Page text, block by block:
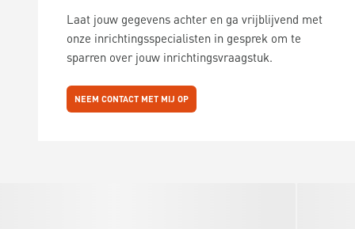
Laat jouw gegevens achter en ga vrijblijvend met
onze inrichtingsspecialisten in gesprek om te
sparren over jouw inrichtingsvraagstuk.
NEEM CONTACT MET MIJ OP